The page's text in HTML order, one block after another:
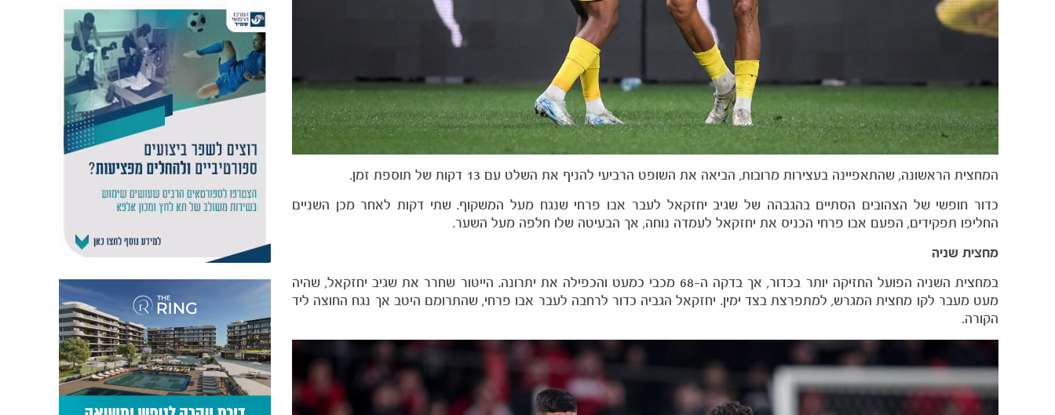
המחצית הראשונה, שהתאפיינה בעצירות מרובות, הביאה את השופט הרביעי להניף את השלט עם 13 דקות של תוספת זמן.
כדור חופשי של הצהובים הסתיים בהגבהה של שגיב יחזקאל לעבר אבו פרחי שנגח מעל המשקוף. שתי דקות לאחר מכן השניים
החליפו תפקידים, הפעם אבו פרחי הכניס את יחזקאל לעמדה נוחה, אך הבעיטה שלו חלפה מעל השער.
מחצית שניה
במחצית השניה הפועל החזיקה יותר בכדור, אך בדקה ה-68 מכבי כמעט והכפילה את יתרונה. הייטור שחרר את שגיב יחזקאל, שהיה
מעט מעבר לקו מחצית המגרש, למתפרצת בצד ימין. יחזקאל הגביה כדור לרחבה לעבר אבו פרחי, שהתרומם היטב אך נגח החוצה ליד
הקורה.